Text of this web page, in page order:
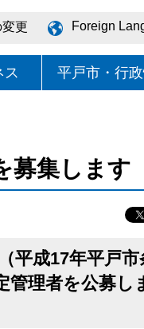
更 Foreign
ス 平戸市・行
募集します
平成17年平戸市
管理者を公募し